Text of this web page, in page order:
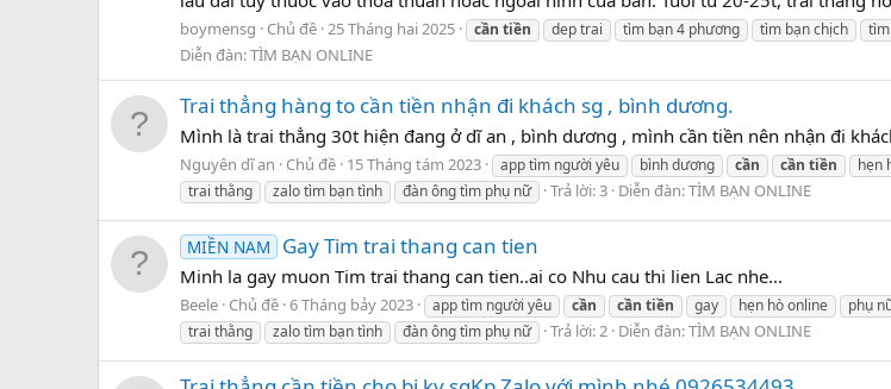
boymensg Chủ đề 25 Tháng hai 2025 cần tiền dep trai tìm bạn 4 phương tìm bạn chịch
Diễn đàn:TÌM BẠN ONLINE
Trai thẳng hàng to cần tiền nhận đi khách sg , bình dương.
Mình là trai thẳng 30t hiện đang ở dĩ an , bình dương , mình cần tiền nên nhận đi
Nguyên dĩ an Chủ đề 15 Tháng tám 2023 app tìm người yêu bình dương cần cần tiền hẹn
trai thằng
zalo tìm bạn tình đàn ông tìm phụ nữ Trả lời: 3 Diễn đàn:TÌM BẠN ONLINE
MIỀN NAM Gay Tim trai thang can tien
Minh la gay muon Tim trai thang can tien..ai co Nhu cau thi lien Lac nhe...
Beele Chủ đề 6 Tháng bảy 2023 app tìm người yêu cần cần tiền gay hẹn hò online phụ
trai thằng
zalo tìm bạn tình đàn ông tìm phụ nữ Trả lời: 2 Diễn đàn:TÌM BẠN ONLINE